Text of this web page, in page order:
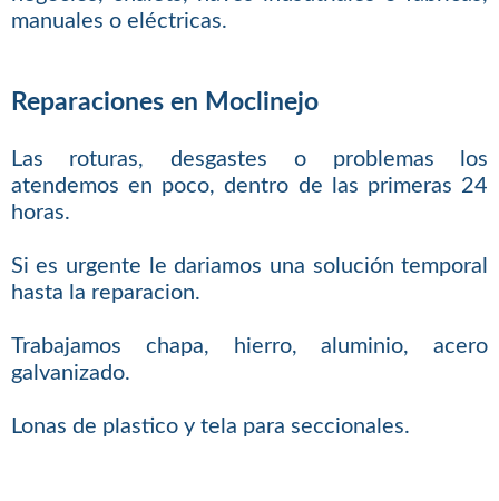
manuales o eléctricas.
Reparaciones en Moclinejo
Las roturas, desgastes o problemas los
atendemos en poco, dentro de las primeras 24
horas.
Si es urgente le dariamos una solución temporal
hasta la reparacion.
Trabajamos chapa, hierro, aluminio, acero
galvanizado.
Lonas de plastico y tela para seccionales.